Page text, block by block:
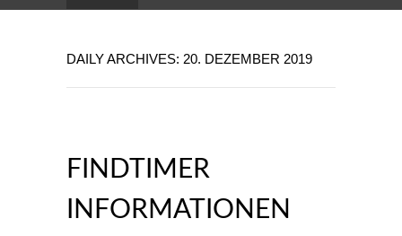
nach:
DAILY ARCHIVES: 20. DEZEMBER 2019
FINDTIMER
INFORMATIONEN